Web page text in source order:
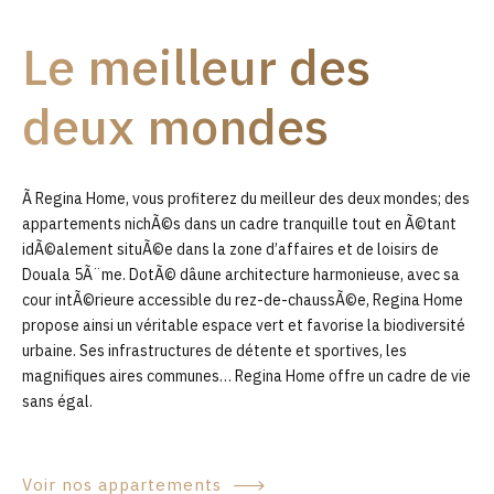
0
Le meilleur des
deux mondes
Ã Regina Home, vous profiterez du meilleur des deux mondes; des
appartements nichÃ©s dans un cadre tranquille tout en Ã©tant
idÃ©alement situÃ©e dans la zone d’affaires et de loisirs de
Douala 5Ã¨me. DotÃ© dâune architecture harmonieuse, avec sa
cour intÃ©rieure accessible du rez-de-chaussÃ©e, Regina Home
propose ainsi un véritable espace vert et favorise la biodiversité
urbaine. Ses infrastructures de détente et sportives, les
magnifiques aires communes… Regina Home offre un cadre de vie
sans égal.
Voir nos appartements